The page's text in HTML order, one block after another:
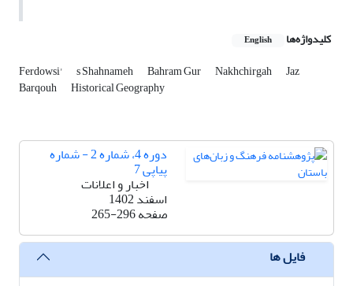
کلیدواژه‌ها English
Ferdowsi' s Shahnameh Bahram Gur Nakhchirgah Jaz
Barqouh Historical Geography
دوره 4، شماره 2 - شماره
پیاپی 7
اخبار و اعلانات
اسفند 1402
صفحه265-296
فایل ها